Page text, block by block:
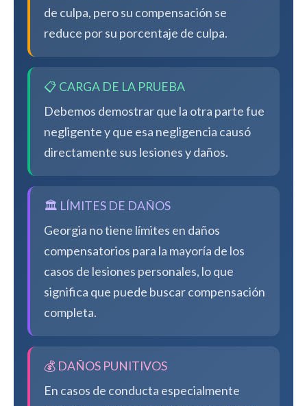
de culpa, pero su compensación se
reduce por su porcentaje de culpa.
📋 CARGA DE LA PRUEBA
Debemos demostrar que la otra parte fue
negligente y que esa negligencia causó
directamente sus lesiones y daños.
🏛️ LÍMITES DE DAÑOS
Georgia no tiene límites en daños
compensatorios para la mayoría de los
casos de lesiones personales, lo que
significa que puede buscar compensación
completa.
💰 DAÑOS PUNITIVOS
En casos de conducta especialmente